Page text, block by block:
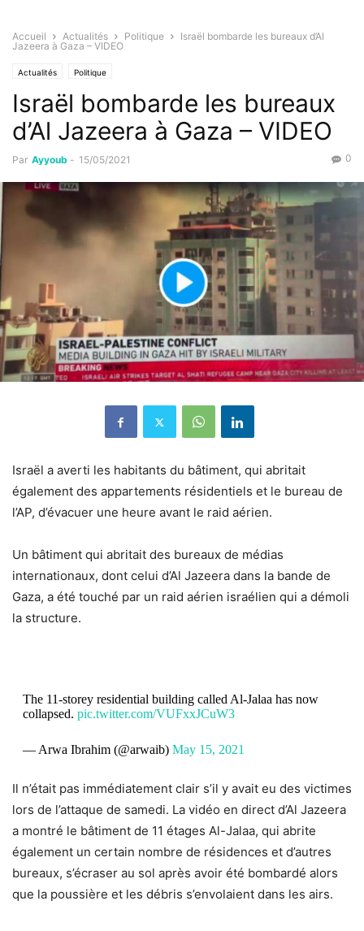
Accueil Actualités Politique
Israël bombarde les bureaux d’Al
Jazeera à Gaza – VIDEO
Actualités Politique
Israël bombarde les bureaux
d’Al Jazeera à Gaza – VIDEO
Par Ayyoub - 15/05/2021 0
Israël a averti les habitants du bâtiment, qui abritait
également des appartements résidentiels et le bureau de
l’AP, d’évacuer une heure avant le raid aérien.
Un bâtiment qui abritait des bureaux de médias
internationaux, dont celui d’Al Jazeera dans la bande de
Gaza, a été touché par un raid aérien israélien qui a démoli
la structure.
The 11-storey residential building called Al-Jalaa has now
collapsed. pic.twitter.com/VUFxxJCuW3
— Arwa Ibrahim (@arwaib) May 15, 2021
Il n’était pas immédiatement clair s’il y avait eu des victimes
lors de l’attaque de samedi. La vidéo en direct d’Al Jazeera
a montré le bâtiment de 11 étages Al-Jalaa, qui abrite
également un certain nombre de résidences et d’autres
bureaux, s’écraser au sol après avoir été bombardé alors
que la poussière et les débris s’envolaient dans les airs.